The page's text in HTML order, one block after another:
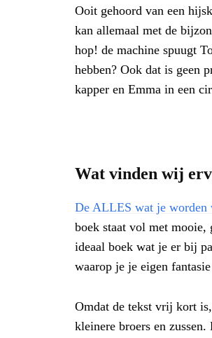
Ooit gehoord van een
kan allemaal met de
hop! de machine spuugt
hebben? Ook dat is geen
kapper en Emma in een
Wat vinden wij
De ALLES wat je worden
boek staat vol met
ideaal boek wat je er bij
waarop je je eigen
Omdat de tekst vrij kort
kleinere broers en